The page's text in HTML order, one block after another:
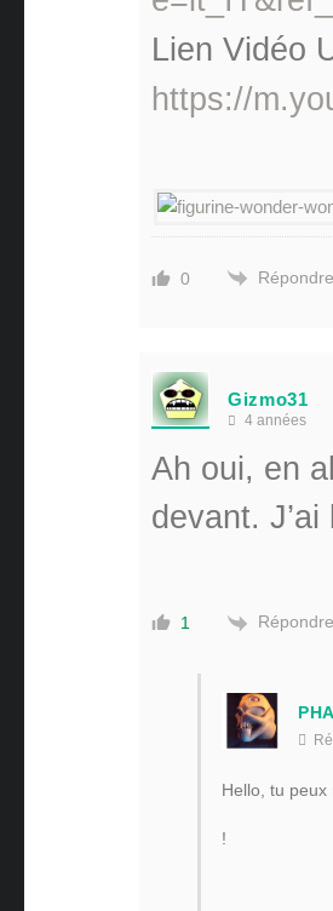
Lien Vidéo
https://
0 Répondre
Gizmo31
4 années
Ah oui, en
devant.
1 Répondre
Hello, tu
!